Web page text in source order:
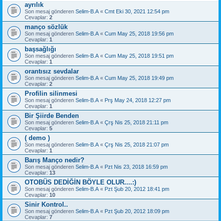
ayrılık
Son mesaj gönderen Selim-B.A « Cmt Eki 30, 2021 12:54 pm
Cevaplar: 2
manço sözlük
Son mesaj gönderen Selim-B.A « Cum May 25, 2018 19:56 pm
Cevaplar: 1
başsağlığı
Son mesaj gönderen Selim-B.A « Cum May 25, 2018 19:51 pm
Cevaplar: 1
orantısız sevdalar
Son mesaj gönderen Selim-B.A « Cum May 25, 2018 19:49 pm
Cevaplar: 2
Profilin silinmesi
Son mesaj gönderen Selim-B.A « Prş May 24, 2018 12:27 pm
Cevaplar: 1
Bir Şiirde Benden
Son mesaj gönderen Selim-B.A « Çrş Nis 25, 2018 21:11 pm
Cevaplar: 5
( demo )
Son mesaj gönderen Selim-B.A « Çrş Nis 25, 2018 21:07 pm
Cevaplar: 1
Barış Manço nedir?
Son mesaj gönderen Selim-B.A « Pzt Nis 23, 2018 16:59 pm
Cevaplar: 13
OTOBÜS DEDİĞİN BÖYLE OLUR....:)
Son mesaj gönderen Selim-B.A « Pzt Şub 20, 2012 18:41 pm
Cevaplar: 10
Sinir Kontrol..
Son mesaj gönderen Selim-B.A « Pzt Şub 20, 2012 18:09 pm
Cevaplar: 7